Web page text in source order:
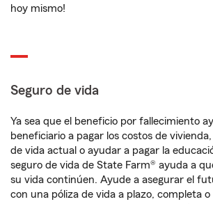
hoy mismo!
Seguro de vida
Ya sea que el beneficio por fallecimiento
beneficiario a pagar los costos de
de vida actual o ayudar a pagar la
seguro de vida de State Farm® ayuda a
su vida continúen. Ayude a asegurar el
con una póliza de vida a plazo, completa